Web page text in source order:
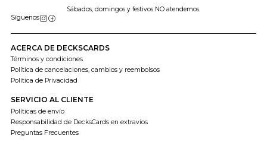
Sábados, domingos y festivos NO atendemos.
Síguenos
ACERCA DE DECKSCARDS
Términos y condiciones
Política de cancelaciones, cambios y reembolsos
Política de Privacidad
SERVICIO AL CLIENTE
Políticas de envío
Responsabilidad de DecksCards en extravíos
Preguntas Frecuentes